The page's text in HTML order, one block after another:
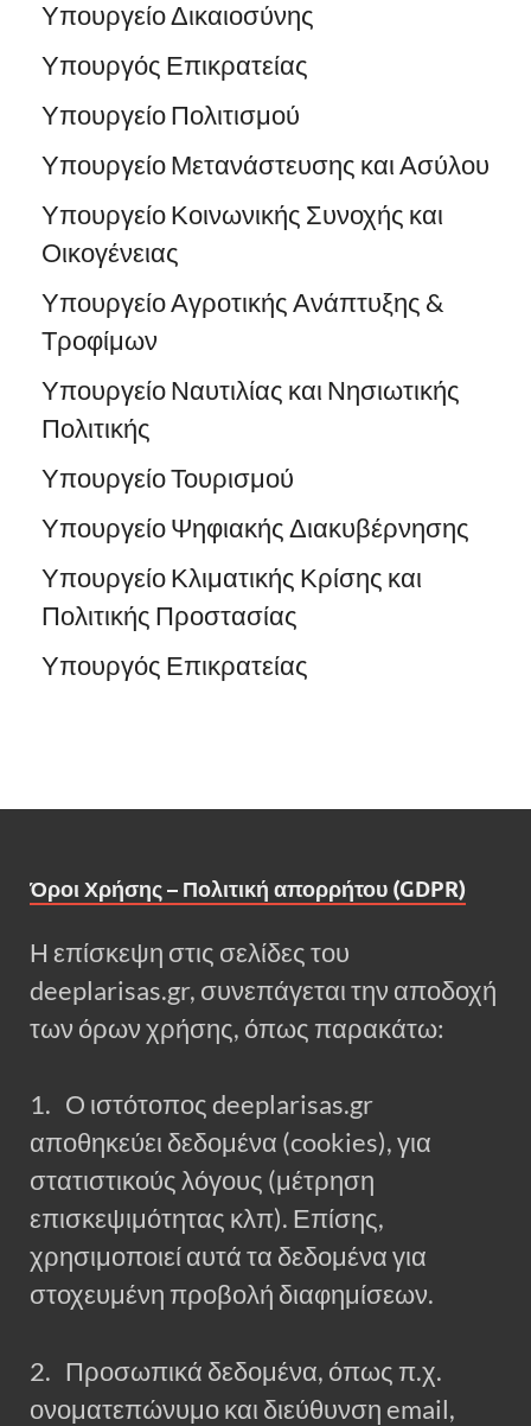
Υπουργείο Δικαιοσύνης
Υπουργός Επικρατείας
Υπουργείο Πολιτισμού
Υπουργείο Μετανάστευσης και Ασύλου
Υπουργείο Κοινωνικής Συνοχής και
Οικογένειας
Υπουργείο Αγροτικής Ανάπτυξης &
Τροφίμων
Υπουργείο Ναυτιλίας και Νησιωτικής
Πολιτικής
Υπουργείο Τουρισμού
Υπουργείο Ψηφιακής Διακυβέρνησης
Υπουργείο Κλιματικής Κρίσης και
Πολιτικής Προστασίας
Υπουργός Επικρατείας
Όροι Χρήσης – Πολιτική απορρήτου (GDPR)
Η επίσκεψη στις σελίδες του
deeplarisas.gr, συνεπάγεται την αποδοχή
των όρων χρήσης, όπως παρακάτω:
1. Ο ιστότοπος deeplarisas.gr
αποθηκεύει δεδομένα (cookies), για
στατιστικούς λόγους (μέτρηση
επισκεψιμότητας κλπ). Επίσης,
χρησιμοποιεί αυτά τα δεδομένα για
στοχευμένη προβολή διαφημίσεων.
2. Προσωπικά δεδομένα, όπως π.χ.
ονοματεπώνυμο και διεύθυνση email,